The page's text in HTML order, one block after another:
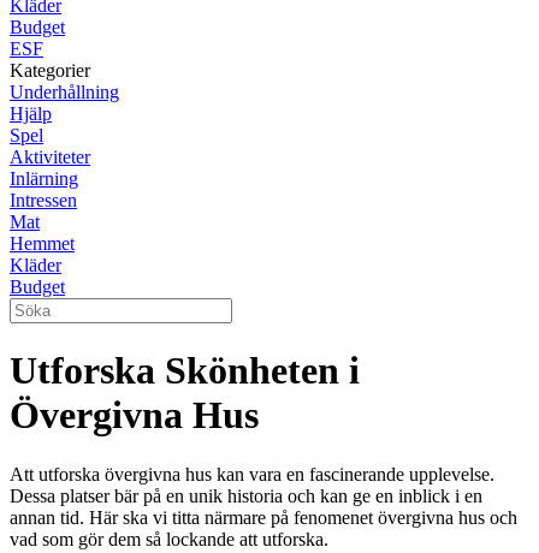
Kläder
Budget
ESF
Kategorier
Underhållning
Hjälp
Spel
Aktiviteter
Inlärning
Intressen
Mat
Hemmet
Kläder
Budget
Utforska Skönheten i
Övergivna Hus
Att utforska övergivna hus kan vara en fascinerande upplevelse.
Dessa platser bär på en unik historia och kan ge en inblick i en
annan tid. Här ska vi titta närmare på fenomenet övergivna hus och
vad som gör dem så lockande att utforska.